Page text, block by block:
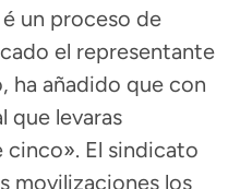
un proceso de
el representante
ha añadido que con
que levaras
cinco». El sindicato
movilizaciones los